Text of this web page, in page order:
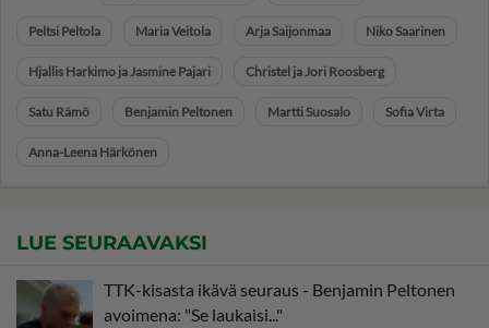
Peltsi Peltola Maria Veitola Arja Saijonmaa Niko Saarinen
Hjallis Harkimo ja Jasmine Pajari Christel ja Jori Roosberg
Satu Rämö Benjamin Peltonen Martti Suosalo Sofia Virta
Anna-Leena Härkönen
LUE SEURAAVAKSI
TTK-kisasta ikävä seuraus - Benjamin Peltonen
avoimena: "Se laukaisi..."